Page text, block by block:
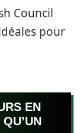
Council
pour
EN